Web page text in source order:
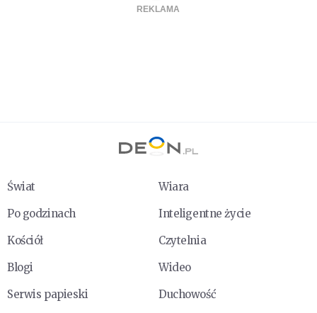
Świat
Wiara
Po godzinach
Inteligentne życie
Kościół
Czytelnia
Blogi
Wideo
Serwis papieski
Duchowość